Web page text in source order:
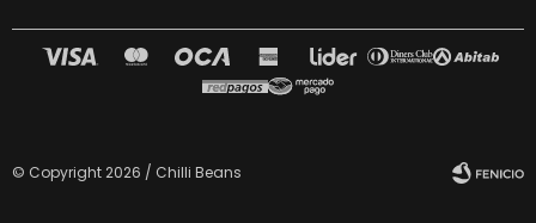
© Copyright 2026 / Chilli Beans